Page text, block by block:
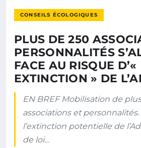
CONSEILS ÉCOLOGIQUES
PLUS DE 250
PERSONNALITÉS
FACE AU RISQUE D’«
EXTINCTION » DE
EN BREF Mobilisation de
associations et
l’extinction potentielle de
de loi…